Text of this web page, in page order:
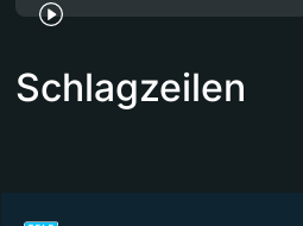
Schlagzeilen